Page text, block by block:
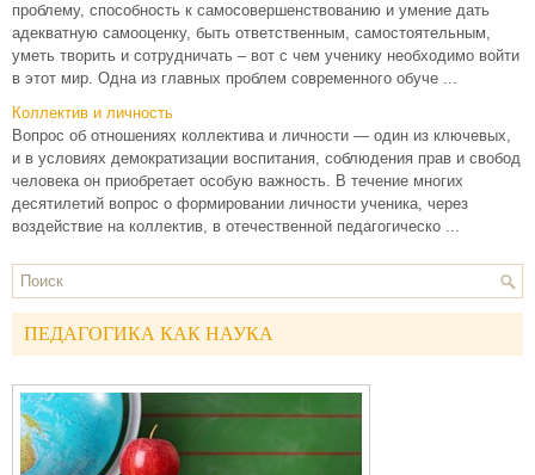
проблему, способность к самосовершенствованию и умение дать
адекватную самооценку, быть ответственным, самостоятельным,
уметь творить и сотрудничать – вот с чем ученику необходимо войти
в этот мир. Одна из главных проблем современного обуче ...
Коллектив и личность
Вопрос об отношениях коллектива и личности — один из ключевых,
и в условиях демократизации воспитания, соблюдения прав и свобод
человека он приобретает особую важность. В течение многих
десятилетий вопрос о формировании личности ученика, через
воздействие на коллектив, в отечественной педагогическо ...
ПЕДАГОГИКА КАК НАУКА